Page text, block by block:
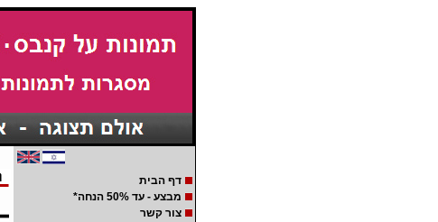
דף הבית
מבצע - עד 50% הנחה*
צור קשר